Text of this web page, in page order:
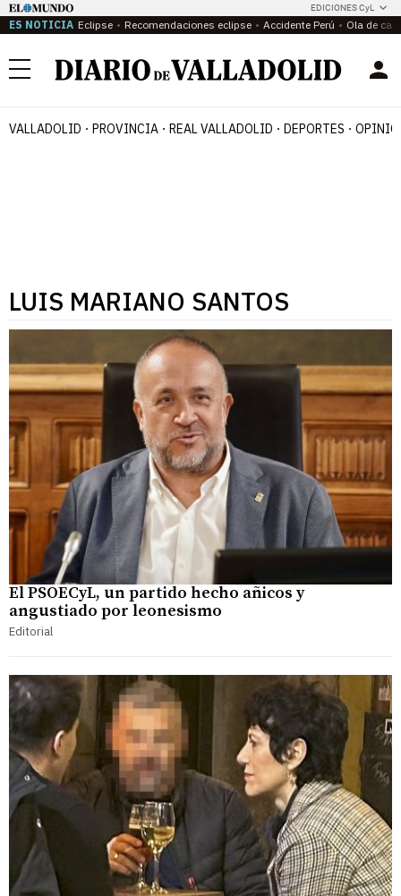
EDICIONES CyL
ES NOTICIA Eclipse Recomendaciones eclipse Accidente Perú Ola de
Menú
VALLADOLID PROVINCIA REAL VALLADOLID DEPORTES
LUIS MARIANO SANTOS
El PSOECyL, un partido hecho añicos y
angustiado por leonesismo
Editorial